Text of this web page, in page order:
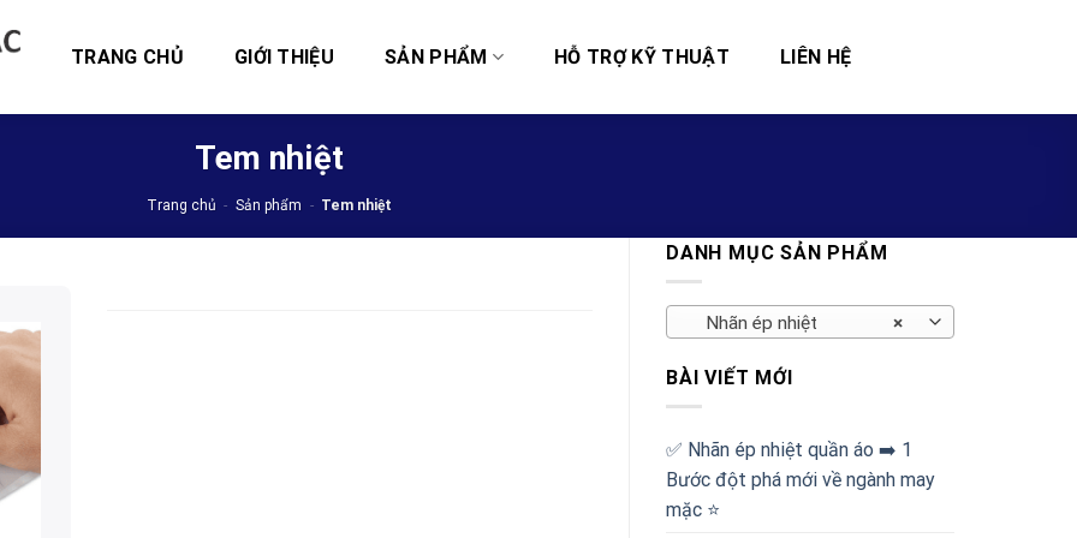
TRANG CHỦ GIỚI THIỆU SẢN PHẨM HỖ TRỢ KỸ THUẬT LIÊN HỆ
Tem nhiệt
Trang chủ - Sản phẩm - Tem nhiệt
DANH MỤC SẢN PHẨM
×
Nhãn ép nhiệt
BÀI VIẾT MỚI
✅‪ Nhãn ép nhiệt quần áo ➡️ 1
Bước đột phá mới về ngành may
mặc ⭐️